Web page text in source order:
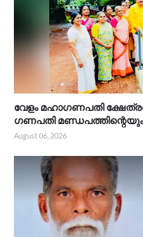
വേളം മഹാഗണപതി
ഗണപതി
August 06, 2026